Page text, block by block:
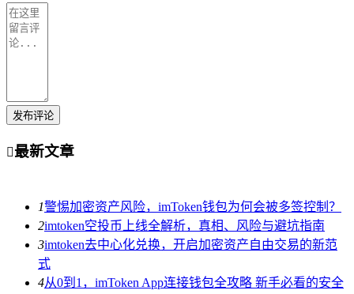
发布评论
最新文章
1警惕加密资产风险，imToken钱包为何会被多签控制？
2imtoken空投币上线全解析，真相、风险与避坑指南
3imtoken去中心化兑换，开启加密资产自由交易的新范
式
4从0到1，imToken App连接钱包全攻略 新手必看的安全